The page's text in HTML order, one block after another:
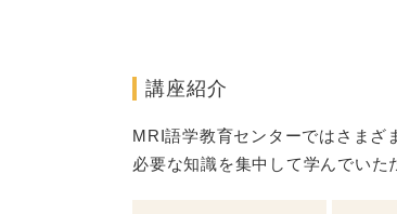
講座紹介
MRI語学教育センターではさまざ
必要な知識を集中して学んでいた